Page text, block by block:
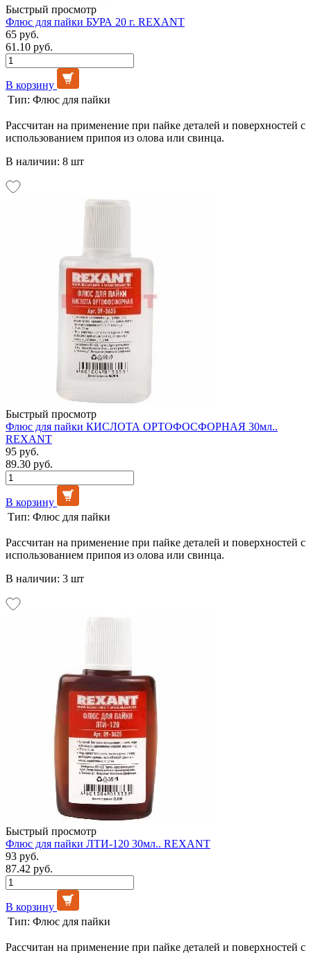
Быстрый просмотр
Флюс для пайки БУРА 20 г. REXANT
65 руб.
61.10 руб.
В корзину
Тип: Флюс для пайки
Рассчитан на применение при пайке деталей и поверхностей с
использованием припоя из олова или свинца.
В наличии: 8 шт
Быстрый просмотр
Флюс для пайки КИСЛОТА ОРТОФОСФОРНАЯ 30мл..
REXANT
95 руб.
89.30 руб.
В корзину
Тип: Флюс для пайки
Рассчитан на применение при пайке деталей и поверхностей с
использованием припоя из олова или свинца.
В наличии: 3 шт
Быстрый просмотр
Флюс для пайки ЛТИ-120 30мл.. REXANT
93 руб.
87.42 руб.
В корзину
Тип: Флюс для пайки
Рассчитан на применение при пайке деталей и поверхностей с